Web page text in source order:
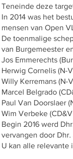
Teneinde deze
In 2014 was het
mensen van Open
De toenmalige
van Burgemeester
Jos Emmerechts
Herwig Cornelis (N-
Willy Kerremans (N-
Marcel Belgrado
Paul Van Doorslaer
Wim Verbeke (CD&V
Begin 2016 werd
vervangen door
U kan alle relevante